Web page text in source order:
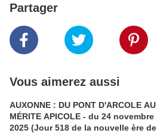
Partager
Vous aimerez aussi
AUXONNE : DU PONT D'ARCOLE AU
MÉRITE APICOLE - du 24 novembre
2025 (Jour 518 de la nouvelle ère de